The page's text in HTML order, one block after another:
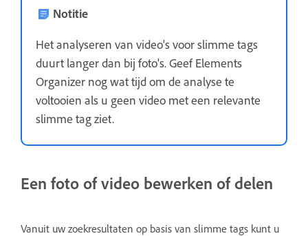
Notitie
Het analyseren van video's voor slimme tags
duurt langer dan bij foto's. Geef Elements
Organizer nog wat tijd om de analyse te
voltooien als u geen video met een relevante
slimme tag ziet.
Een foto of video bewerken of delen
Vanuit uw zoekresultaten op basis van slimme tags kunt u